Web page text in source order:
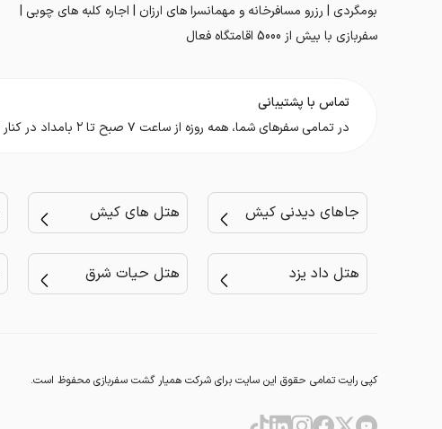
بومگردی | رزرو مسافرخانه و مهمانسرا های ارزان | اجاره کلبه های چوبی |
سفربازی با بیش از 5000 اقامتگاه فعال
تماس با پشتیبانی
در تمامی سفر‌های شما، همه روزه از ساعت ۷ صبح تا ۲ بامداد در کنار شما هستیم.
جاهای دیدنی کیش هتل های کیش
هتل داد یزد هتل حیات شرق
کپی رایت تمامی حقوق این سایت برای شرکت همیار گشت سفربازی محفوظ است.